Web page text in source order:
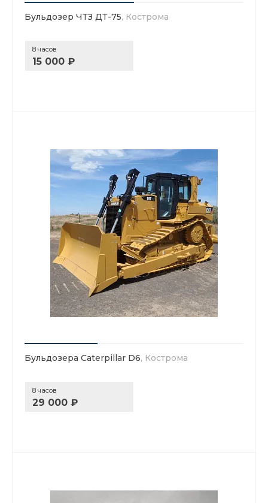
Бульдозер ЧТЗ ДТ-75, Кострома
8 часов
15 000 ₽
Бульдозера Caterpillar D6, Кострома
8 часов
29 000 ₽